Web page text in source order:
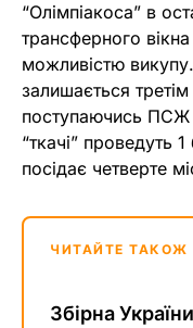
“Олімпіакоса” в
трансферного
можливістю викупу.
залишається
поступаючись ПСЖ
“ткачі” проведуть
посідає четверте
ЧИТАЙТЕ ТАКОЖ
Збірна